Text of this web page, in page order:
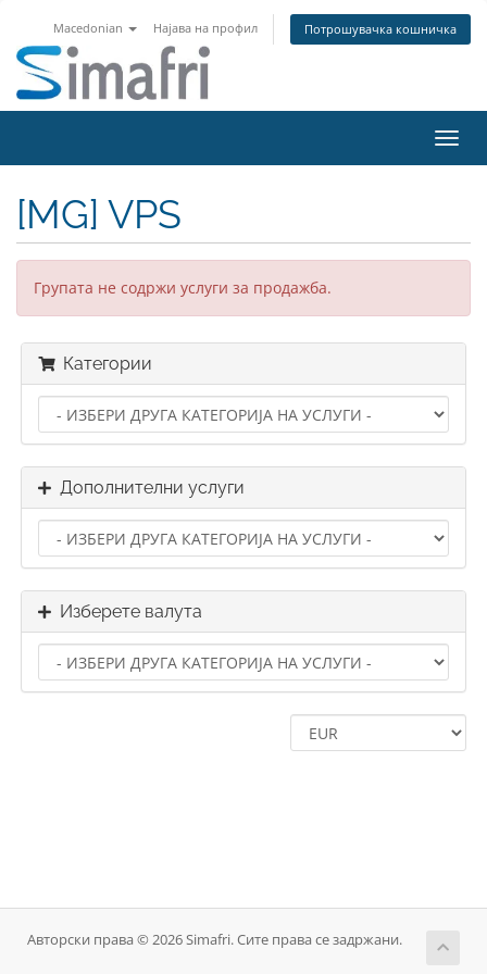
Macedonian Најава на профил Потрошувачка кошничка
ја
[MG] VPS
Групата не содржи услуги за продажба.
Категории
Дополнителни услуги
Изберете валута
Авторски права © 2026 Simafri. Сите права се задржани.